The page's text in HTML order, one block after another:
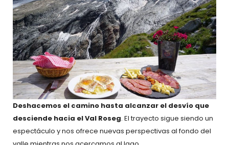
Deshacemos el camino hasta alcanzar el desvío que
desciende hacia el Val Roseg. El trayecto sigue siendo un
espectáculo y nos ofrece nuevas perspectivas al fondo del